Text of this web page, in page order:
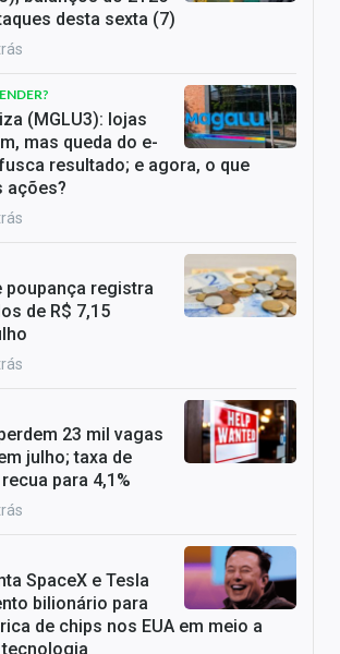
desta sexta (7)
(MGLU3): lojas
mas queda do e-
resultado; e agora, o que
ações?
poupança registra
de R$ 7,15
23 mil vagas
julho; taxa de
para 4,1%
SpaceX e Tesla
bilionário para
de chips nos EUA em meio a